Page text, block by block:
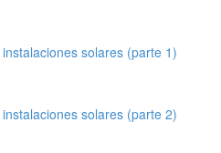
solares (parte 1)
solares (parte 2)